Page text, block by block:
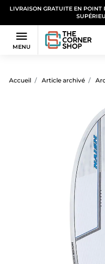
LIVRAISON GRATUITE EN

MENU
Accueil Article archivé